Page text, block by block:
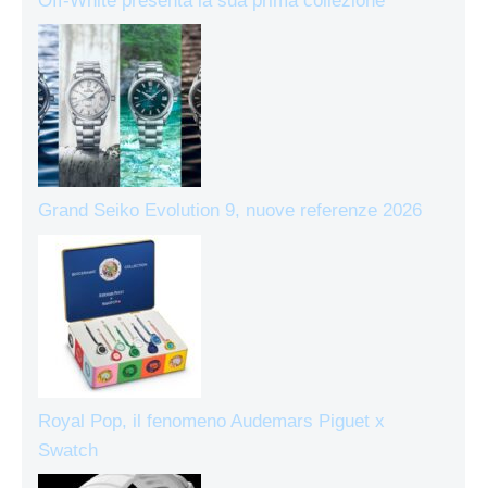
Grand Seiko Evolution 9, nuove referenze 2026
Royal Pop, il fenomeno Audemars Piguet x
Swatch